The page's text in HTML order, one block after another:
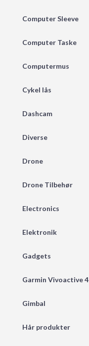
Computer Sleeve
Computer Taske
Computermus
Cykel lås
Dashcam
Diverse
Drone
Drone Tilbehør
Electronics
Elektronik
Gadgets
Garmin Vivoactive 4
Gimbal
Hår produkter